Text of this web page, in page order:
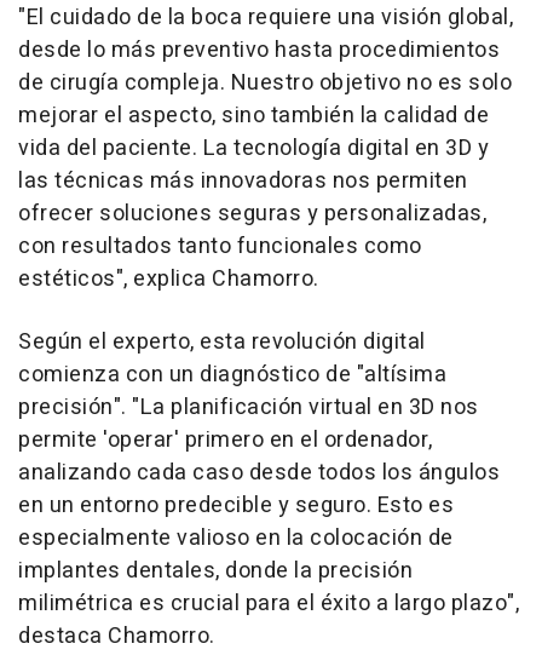
"El cuidado de la boca requiere una visión global,
desde lo más preventivo hasta procedimientos
de cirugía compleja. Nuestro objetivo no es solo
mejorar el aspecto, sino también la calidad de
vida del paciente. La tecnología digital en 3D y
las técnicas más innovadoras nos permiten
ofrecer soluciones seguras y personalizadas,
con resultados tanto funcionales como
estéticos", explica Chamorro.
Según el experto, esta revolución digital
comienza con un diagnóstico de "altísima
precisión". "La planificación virtual en 3D nos
permite 'operar' primero en el ordenador,
analizando cada caso desde todos los ángulos
en un entorno predecible y seguro. Esto es
especialmente valioso en la colocación de
implantes dentales, donde la precisión
milimétrica es crucial para el éxito a largo plazo",
destaca Chamorro.